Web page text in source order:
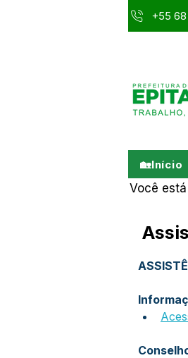
+55
🏡Início
Você